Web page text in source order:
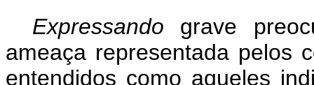
Expressando grave
ameaça representada pelos
entendidos como aqueles